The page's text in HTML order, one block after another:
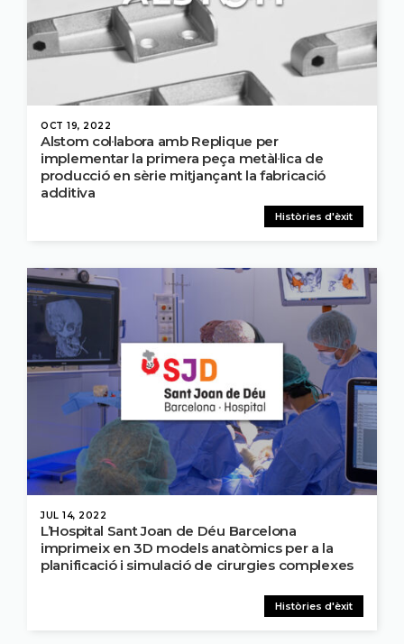
OCT 19, 2022
Històries d'èxit
Alstom col·labora amb Replique per
implementar la primera peça metàl·lica de
producció en sèrie mitjançant la fabricació
additiva
JUL 14, 2022
Històries d'èxit
L’Hospital Sant Joan de Déu Barcelona
imprimeix en 3D models anatòmics per a la
planificació i simulació de cirurgies complexes